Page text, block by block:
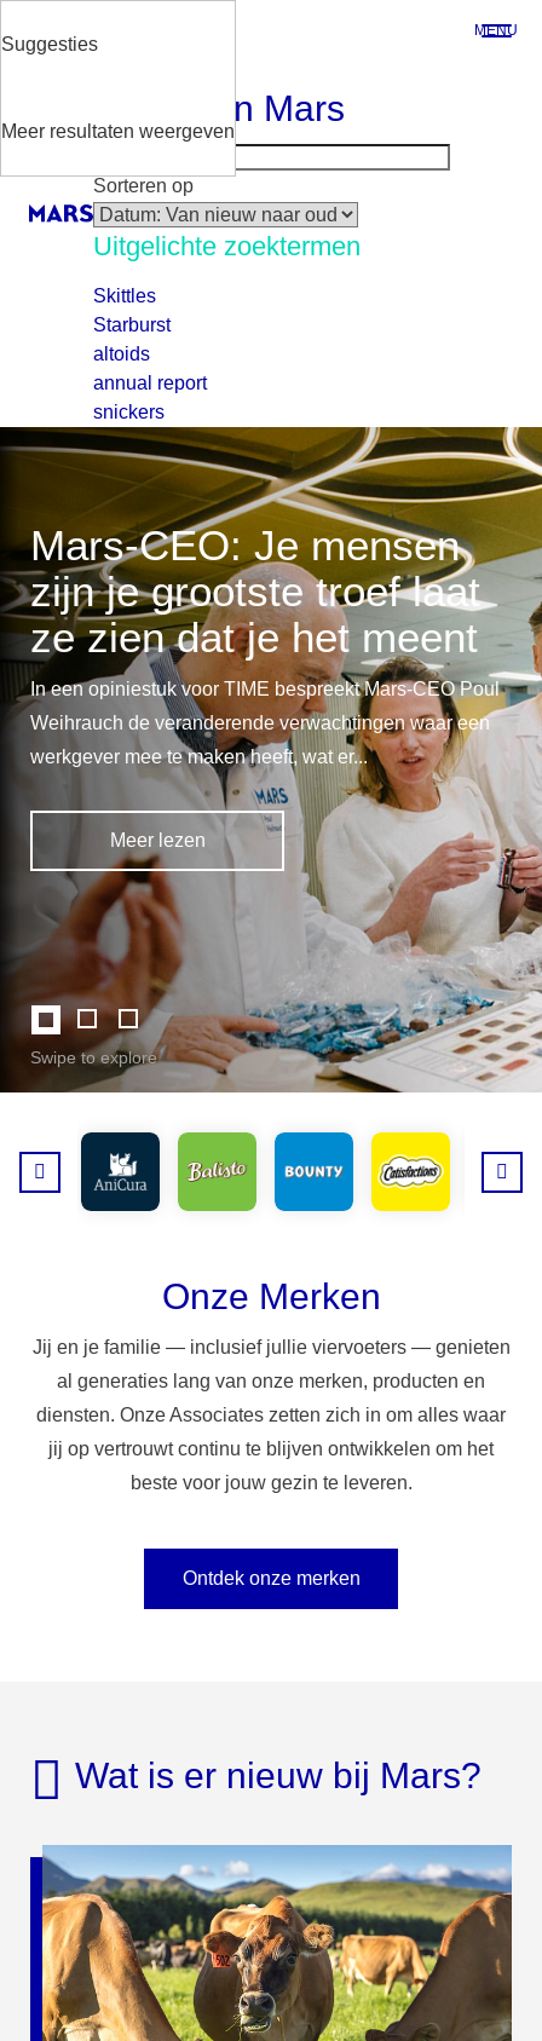
to
Zoeken in Mars
Sorteren op
Suggesties
Meer resultaten weergeven
Uitgelichte zoektermen
Skittles
Starburst
altoids
annual report
snickers
MENU
Swipe to explore
Onze Merken
Jij en je familie — inclusief jullie viervoeters — genieten
al generaties lang van onze merken, producten en
diensten. Onze Associates zetten zich in om alles waar
jij op vertrouwt continu te blijven ontwikkelen om het
beste voor jouw gezin te leveren.
Ontdek onze merken
Wat is er nieuw bij Mars?